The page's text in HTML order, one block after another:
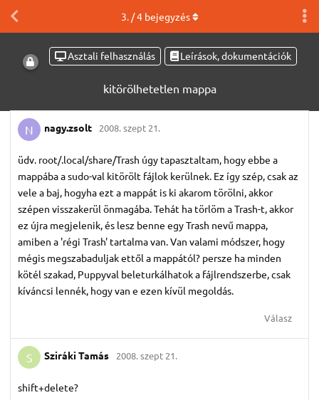
Asztali felhasználás Leírások, dokumentációk
kitörölhetetlen mappa
3. /4bejegyzés
N nagy.​zsolt 2008. szept 21.
üdv. root/.local/share/Trash úgy tapasztaltam, hogy ebbe a
mappába a sudo-val kitörölt fájlok kerülnek. Ez így szép, csak az
vele a baj, hogyha ezt a mappát is ki akarom törölni, akkor
szépen visszakerül önmagába. Tehát ha törlöm a Trash-t, akkor
ez újra megjelenik, és lesz benne egy Trash nevű mappa,
amiben a 'régi Trash' tartalma van. Van valami módszer, hogy
mégis megszabaduljak ettől a mappától? persze ha minden
kötél szakad, Puppyval beleturkálhatok a fájlrendszerbe, csak
kíváncsi lennék, hogy van e ezen kívül megoldás.
Válasz
S Sziráki Tamás 2008. szept 21.
shift+delete?